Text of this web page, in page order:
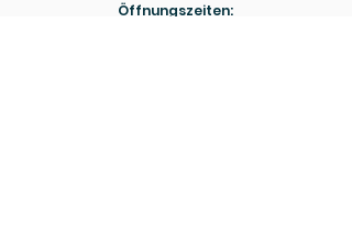
Öffnungszeiten: